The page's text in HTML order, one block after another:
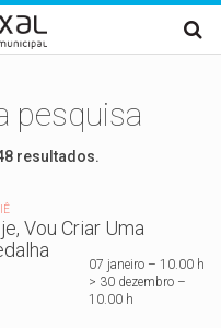
pesquisa
resultados.
Vou Criar Uma
07 janeiro – 10.00 h
> 30 dezembro –
10.00 h